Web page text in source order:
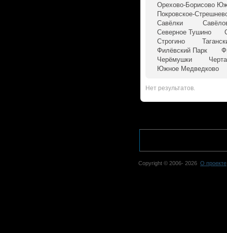
Орехово-Борисово
Покровское-
Савёлки
Северное Тушино
Строгино
Филёвский Парк
Черёмушки
Южное Медведково
Нет результатов.
Copyright © 2006- 2026 О проекте